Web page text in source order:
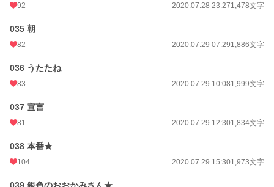
92 2020.07.28 23:271,478文字
035 朝
82 2020.07.29 07:291,886文字
036 うたたね
83 2020.07.29 10:081,999文字
037 宣言
81 2020.07.29 12:301,834文字
038 本番★
104 2020.07.29 15:301,973文字